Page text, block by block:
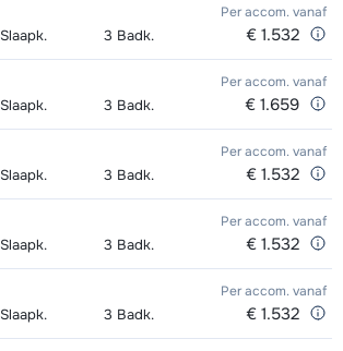
Per accom. vanaf
Slaapk. 3 Badk. € 1.532
Per accom. vanaf
Slaapk. 3 Badk. € 1.659
Per accom. vanaf
Slaapk. 3 Badk. € 1.532
Per accom. vanaf
Slaapk. 3 Badk. € 1.532
Per accom. vanaf
Slaapk. 3 Badk. € 1.532